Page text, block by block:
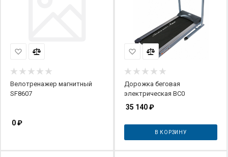
Велотренажер магнитный
SF8607
0₽
Дорожка беговая
электрическая BC0
35 140₽
В КОРЗИНУ